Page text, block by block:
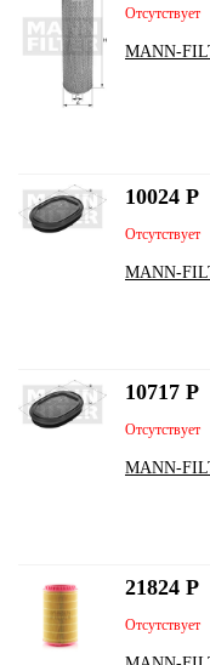
Отсутствует
MANN-
Отсутствует
MANN-
10024 Р
Отсутствует
MANN-
10717 Р
Отсутствует
21824 Р